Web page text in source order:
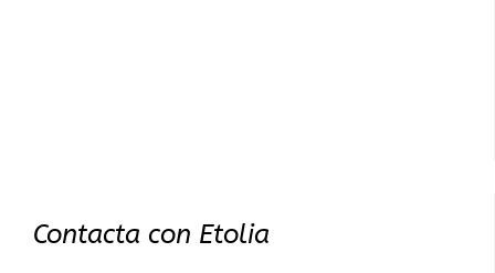
Contacta con Etolia